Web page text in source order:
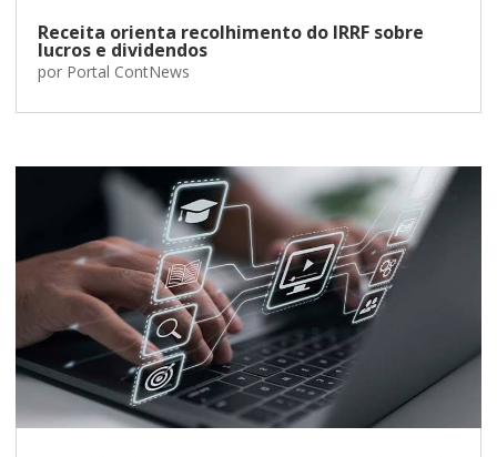
Receita orienta recolhimento do IRRF sobre
lucros e dividendos
por Portal ContNews